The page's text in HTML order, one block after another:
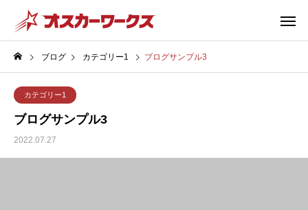
ブログ カテゴリー1 ブログサンプル3
カテゴリー1
ブログサンプル3
2022.07.27